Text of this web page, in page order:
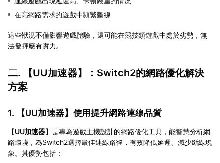
在高網路需求的遊戲中頻繁斷線
這些狀況不僅影響遊戲體驗，還可能在競技類遊戲中處於劣勢，無
法發揮應有實力。
二. 【UU加速器】：Switch2的網路優化解決
方案
1. 【UU加速器】使用提升網路連線品質
【UU加速器】是專為遊戲主機設計的網路優化工具，能智慧分析網
路環境，為Switch2選擇最佳連線路徑，有效降低延遲、減少斷線現
象。其優勢包括：